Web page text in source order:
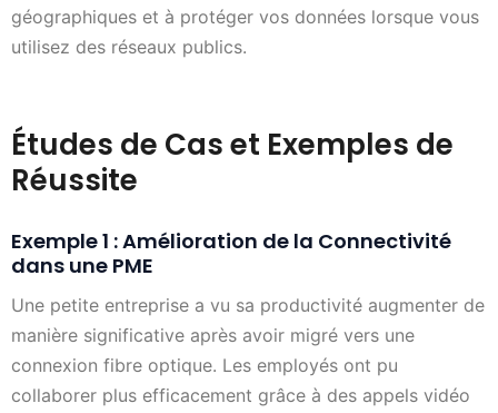
géographiques et à protéger vos données lorsque vous
utilisez des réseaux publics.
Études de Cas et Exemples de
Réussite
Exemple 1 : Amélioration de la Connectivité
dans une PME
Une petite entreprise a vu sa productivité augmenter de
manière significative après avoir migré vers une
connexion fibre optique. Les employés ont pu
collaborer plus efficacement grâce à des appels vidéo